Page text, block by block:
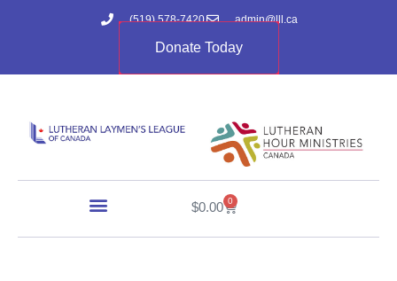
(519) 578-7420 admin@lll.ca
Donate Today
$0.00 0